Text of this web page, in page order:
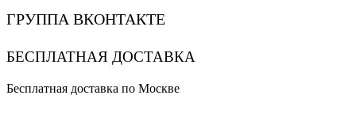
ГРУППА ВКОНТАКТЕ
БЕСПЛАТНАЯ ДОСТАВКА
Бесплатная доставка по Москве